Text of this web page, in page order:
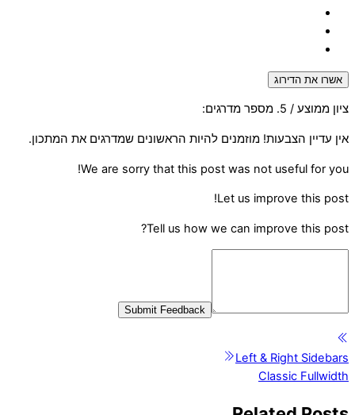
אשרו את הדירוג
ציון ממוצע / 5. מספר מדרגים:
אין עדיין הצבעות! מוזמנים להיות הראשונים שמדרגים את המתכון.
We are sorry that this post was not useful for you!
Let us improve this post!
Tell us how we can improve this post?
Submit Feedback
Left & Right Sidebars
Classic Fullwidth